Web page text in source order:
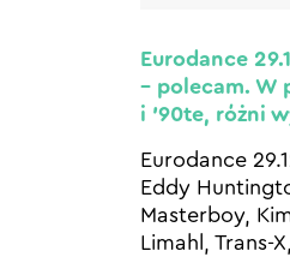
Eurodance
– polecam. W
i ’90te, różni
Eurodance
Eddy
Masterboy,
Limahl, Trans-